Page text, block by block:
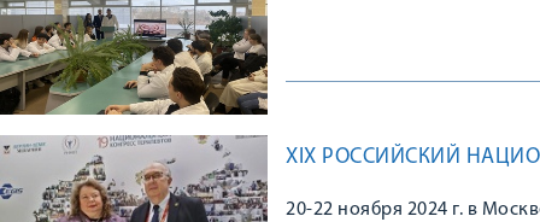
XIX РОССИЙСКИЙ
20-22 ноября 2024 г. в